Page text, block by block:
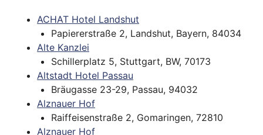
ACHAT Hotel Landshut
Papiererstraße 2, Landshut, Bayern, 84034
Alte Kanzlei
Schillerplatz 5, Stuttgart, BW, 70173
Altstadt Hotel Passau
Bräugasse 23-29, Passau, 94032
Alznauer Hof
Raiffeisenstraße 2, Gomaringen, 72810
Alznauer Hof